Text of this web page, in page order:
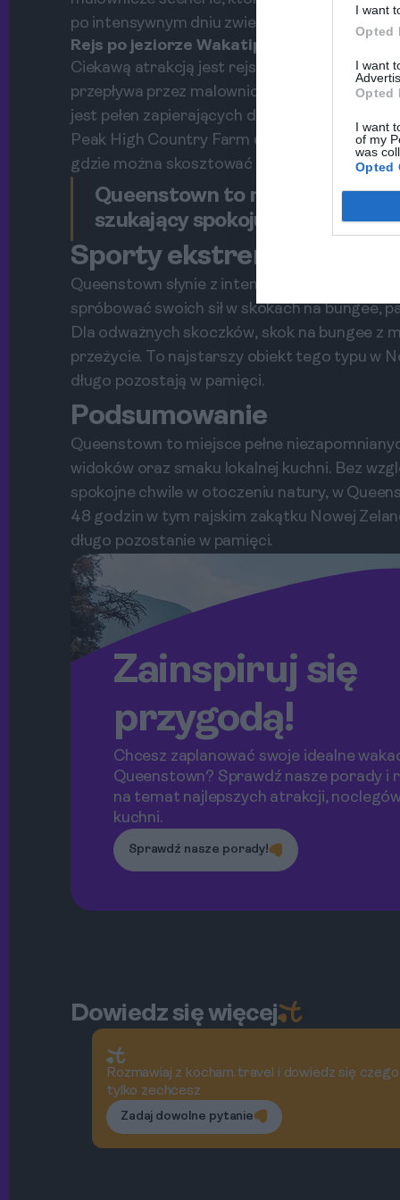
I want
Opted
I want
Opted
I want
of my
was
Opted
po intensywnym dniu zwiedzania.
Rejs po jeziorze Wakatipu
Ciekawą atrakcją jest rejs po jeziorze
przepływa przez malownicze pasmo górskie
jest pełen zapierających dech w piersiach
Peak High Country Farm dodatkowo
gdzie można skosztować lokalnych
Queenstown to miejsce, gdzie
szukający spokoju znajdą coś
Sporty ekstremalne w
Queenstown słynie z intensywnych sportów
spróbować swoich sił w skokach na
Dla odważnych skoczków, skok na bungee z
przeżycie. To najstarszy obiekt tego typu w
długo pozostają w pamięci.
Podsumowanie
Queenstown to miejsce pełne
widoków oraz smaku lokalnej kuchni. Bez
spokojne chwile w otoczeniu natury, w
48 godzin w tym rajskim zakątku Nowej
długo pozostanie w pamięci.
Zainspiruj się
przygodą!
Chcesz zaplanować swoje idealne
Queenstown? Sprawdź nasze porady i
na temat najlepszych atrakcji,
kuchni.
Sprawdź nasze porady!
Dowiedz się więcej
Rozmawiaj z kocham.travel i dowiedz się czego
tylko zechcesz
Zadaj dowolne pytanie